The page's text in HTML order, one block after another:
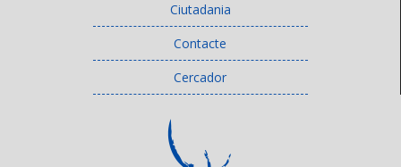
Ciutadania
Contacte
Cercador